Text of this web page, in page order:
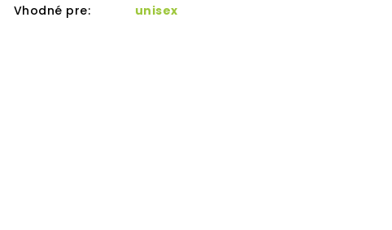
Vhodné pre: unisex